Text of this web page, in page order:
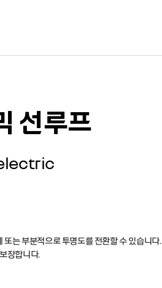
선루프
는 부분적으로 투명도를 전환할 수 있습니다.
장합니다.